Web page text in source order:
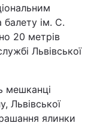
ім. С.
20 метрів
Львівської
мешканці
Львівської
ялинки